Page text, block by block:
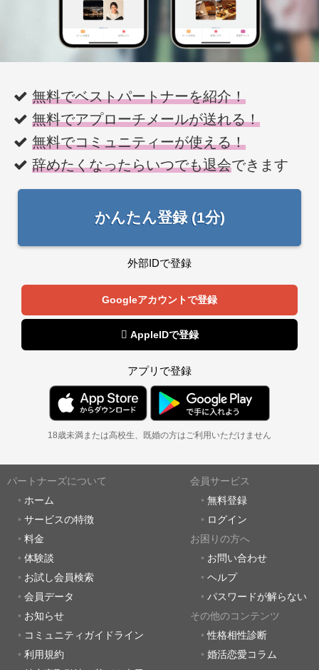
無料でベストパートナーを紹介！
無料でアプローチメールが送れる！
無料でコミュニティーが使える！
辞めたくなったらいつでも退会できます
かんたん登録 (1分)
外部IDで登録
Googleアカウントで登録
 AppleIDで登録
アプリで登録
18歳未満または高校生、既婚の方はご利用いただけません
パートナーズについて
ホーム
サービスの特徴
料金
体験談
お試し会員検索
会員データ
お知らせ
コミュニティガイドライン
利用規約
会員サービス
無料登録
ログイン
お困りの方へ
お問い合わせ
ヘルプ
パスワードが解らない
その他のコンテンツ
性格相性診断
婚活恋愛コラム